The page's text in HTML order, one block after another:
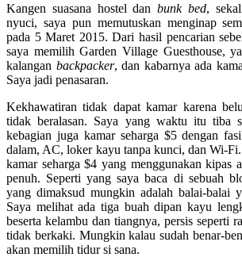
Kangen suasana hostel danbunk bed,
nyuci, saya pun memutuskan menginap
pada 5 Maret 2015. Dari hasil pencarian
saya memilih Garden Village Guesthouse,
kalangan backpacker, dan kabarnya ada
Saya jadi penasaran.
Kekhawatiran tidak dapat kamar karena
tidak beralasan. Saya yang waktu itu tiba
kebagian juga kamar seharga $5 dengan
dalam, AC, loker kayu tanpa kunci, dan Wi-Fi.
kamar seharga $4 yang menggunakan kipas
penuh. Seperti yang saya baca di sebuah
yang dimaksud mungkin adalah balai-balai
Saya melihat ada tiga buah dipan kayu
beserta kelambu dan tiangnya, persis seperti
tidak berkaki. Mungkin kalau sudah benar-
akan memilih tidur si sana.